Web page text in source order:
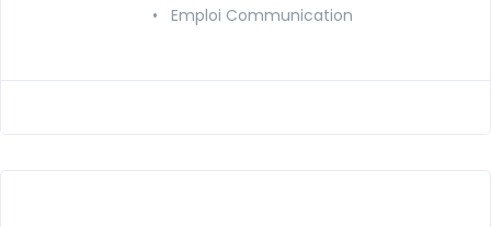
• Emploi Communication